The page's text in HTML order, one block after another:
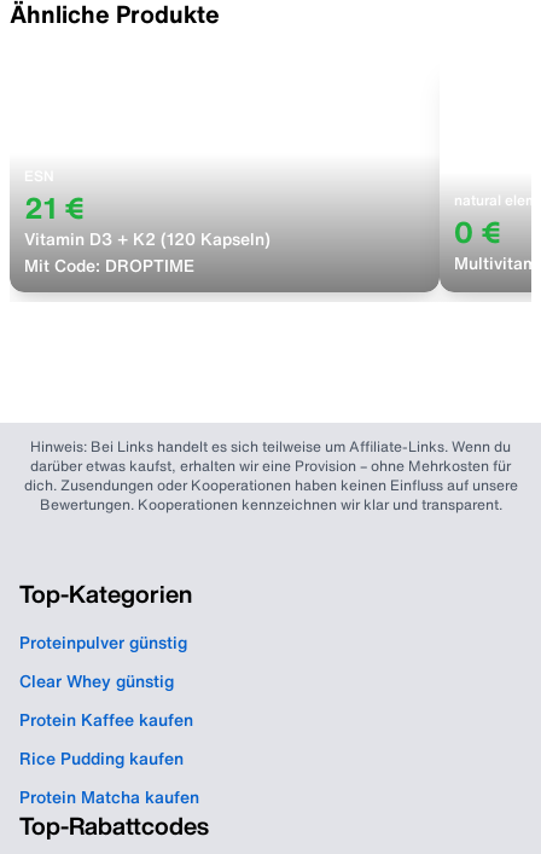
Ähnliche Produkte
ESN
21 €
Vitamin D3 + K2 (120 Kapseln)
Mit Code: DROPTIME
natural
0 €
Hinweis: Bei Links handelt es sich teilweise um Affiliate-Links. Wenn du
darüber etwas kaufst, erhalten wir eine Provision – ohne Mehrkosten für
dich. Zusendungen oder Kooperationen haben keinen Einfluss auf unsere
Bewertungen. Kooperationen kennzeichnen wir klar und transparent.
Top-Kategorien
Proteinpulver günstig
Clear Whey günstig
Protein Kaffee kaufen
Rice Pudding kaufen
Protein Matcha kaufen
Top-Rabattcodes